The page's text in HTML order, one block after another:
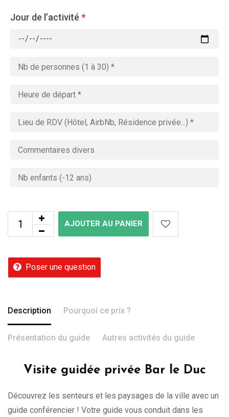
Jour de l’activité *
AJOUTER AU PANIER
Poser une question
Description Pourquoi ce prix ?
Présentation du guide Autres activités du guide
Visite guidée privée Bar le Duc
Découvrez les senteurs et les paysages de la ville avec un
guide conférencier ! Votre guide vous conduit dans les